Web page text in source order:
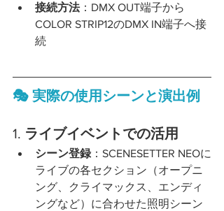
接続方法：DMX OUT端子から
COLOR STRIP12のDMX IN端子へ接
続
🎭 実際の使用シーンと演出例
1. ライブイベントでの活用
シーン登録 ：SCENESETTER NEOに
ライブの各セクション（オープニ
ング、クライマックス、エンディ
ングなど）に合わせた照明シーン